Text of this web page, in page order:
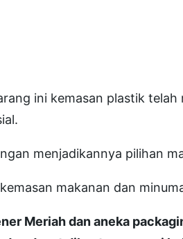
ini kemasan plastik
menjadikannya pilihan
makanan dan
Meriah dan aneka